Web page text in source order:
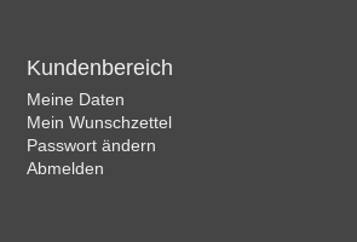
Kundenbereich
Meine Daten
Mein Wunschzettel
Passwort ändern
Abmelden